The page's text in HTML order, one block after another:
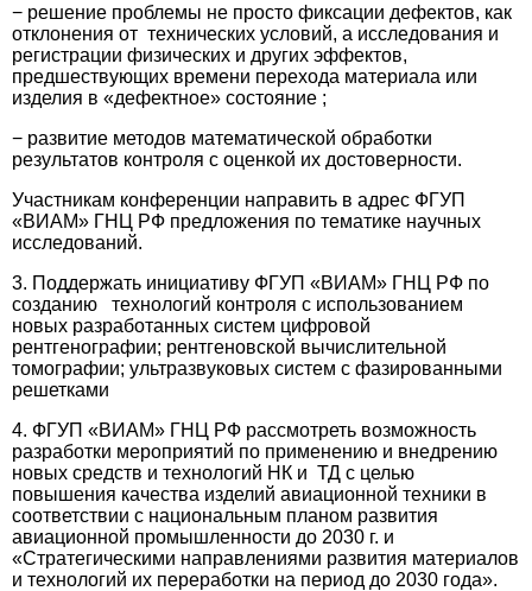
− решение проблемы не просто фиксации дефектов, как
отклонения от технических условий, а исследования и
регистрации физических и других эффектов,
предшествующих времени перехода материала или
изделия в «дефектное» состояние ;
− развитие методов математической обработки
результатов контроля с оценкой их достоверности.
Участникам конференции направить в адрес ФГУП
«ВИАМ» ГНЦ РФ предложения по тематике научных
исследований.
3. Поддержать инициативу ФГУП «ВИАМ» ГНЦ РФ по
созданию технологий контроля с использованием
новых разработанных систем цифровой
рентгенографии; рентгеновской вычислительной
томографии; ультразвуковых систем с фазированными
решетками
4. ФГУП «ВИАМ» ГНЦ РФ рассмотреть возможность
разработки мероприятий по применению и внедрению
новых средств и технологий НК и ТД с целью
повышения качества изделий авиационной техники в
соответствии с национальным планом развития
авиационной промышленности до 2030 г. и
«Стратегическими направлениями развития материалов
и технологий их переработки на период до 2030 года».